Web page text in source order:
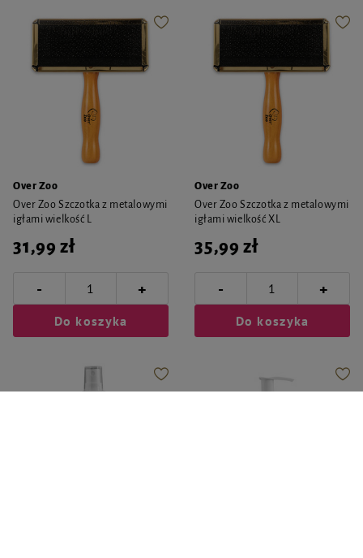
Over Zoo
Over Zoo Szczotka z metalowymi
igłami wielkość L
31,99 zł
- +
Do koszyka
Over Zoo
Over Zoo Szczotka z metalowymi
igłami wielkość XL
35,99 zł
- +
Do koszyka